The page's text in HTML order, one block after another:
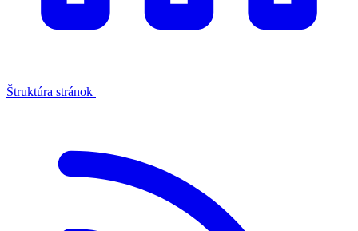
Štruktúra stránok |